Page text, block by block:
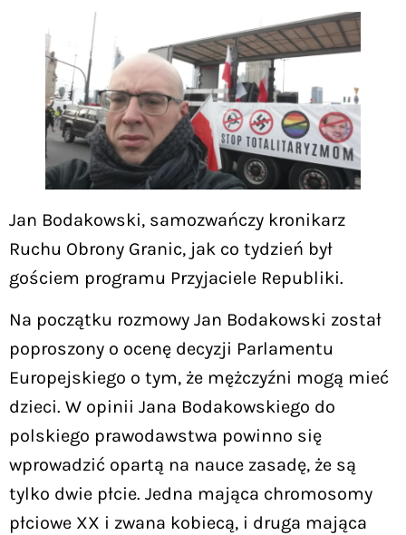
Jan Bodakowski, samozwańczy kronikarz
Ruchu Obrony Granic, jak co tydzień był
gościem programu Przyjaciele Republiki.
Na początku rozmowy Jan Bodakowski został
poproszony o ocenę decyzji Parlamentu
Europejskiego o tym, że mężczyźni mogą mieć
dzieci. W opinii Jana Bodakowskiego do
polskiego prawodawstwa powinno się
wprowadzić opartą na nauce zasadę, że są
tylko dwie płcie. Jedna mająca chromosomy
płciowe XX i zwana kobiecą, i druga mająca